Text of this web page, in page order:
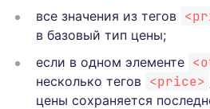
все значения из тегов
в базовый тип цены;
если в одном элементе
несколько тегов <price>
цены сохраняется